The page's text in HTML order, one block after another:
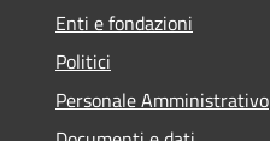
Enti e fondazioni
Politici
Personale Amministrativo